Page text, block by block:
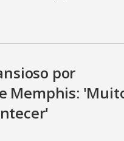
por
Memphis: